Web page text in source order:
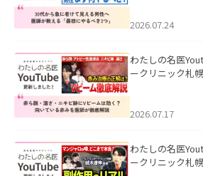
た。
2026.07.24
わたしの名医
ークリニック札
した。
2026.07.17
わたしの名医
ークリニック札